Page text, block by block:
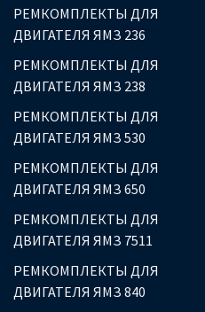
РЕМКОМПЛЕКТЫ ДЛЯ
ДВИГАТЕЛЯ ЯМЗ 236
РЕМКОМПЛЕКТЫ ДЛЯ
ДВИГАТЕЛЯ ЯМЗ 238
РЕМКОМПЛЕКТЫ ДЛЯ
ДВИГАТЕЛЯ ЯМЗ 530
РЕМКОМПЛЕКТЫ ДЛЯ
ДВИГАТЕЛЯ ЯМЗ 650
РЕМКОМПЛЕКТЫ ДЛЯ
ДВИГАТЕЛЯ ЯМЗ 7511
РЕМКОМПЛЕКТЫ ДЛЯ
ДВИГАТЕЛЯ ЯМЗ 840